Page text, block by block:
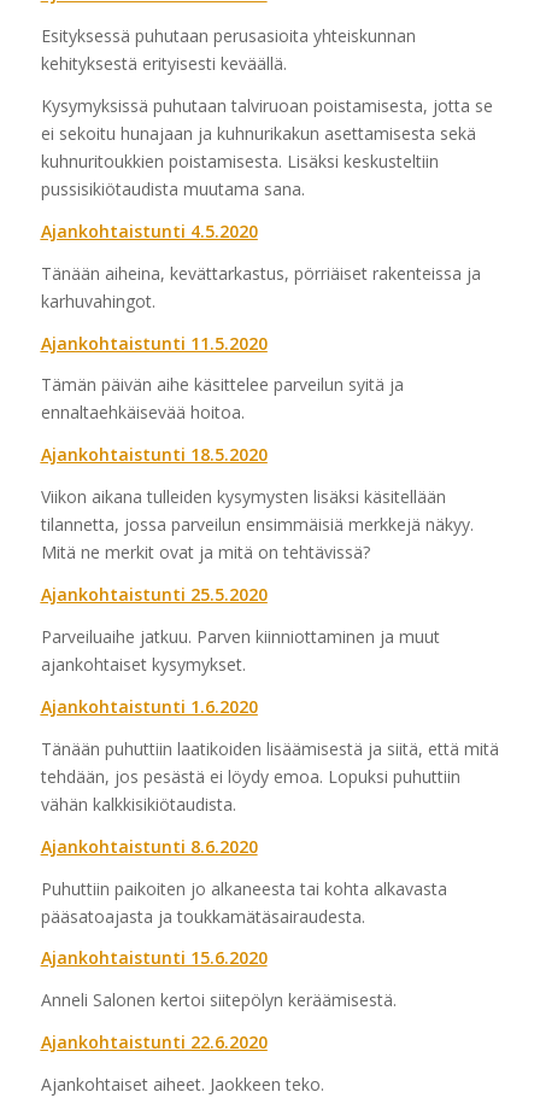
Esityksessä puhutaan perusasioita yhteiskunnan
kehityksestä erityisesti keväällä.
Kysymyksissä puhutaan talviruoan poistamisesta, jotta se
ei sekoitu hunajaan ja kuhnurikakun asettamisesta sekä
kuhnuritoukkien poistamisesta. Lisäksi keskusteltiin
pussisikiötaudista muutama sana.
Ajankohtaistunti 4.5.2020
Tänään aiheina, kevättarkastus, pörriäiset rakenteissa ja
karhuvahingot.
Ajankohtaistunti 11.5.2020
Tämän päivän aihe käsittelee parveilun syitä ja
ennaltaehkäisevää hoitoa.
Ajankohtaistunti 18.5.2020
Viikon aikana tulleiden kysymysten lisäksi käsitellään
tilannetta, jossa parveilun ensimmäisiä merkkejä näkyy.
Mitä ne merkit ovat ja mitä on tehtävissä?
Ajankohtaistunti 25.5.2020
Parveiluaihe jatkuu. Parven kiinniottaminen ja muut
ajankohtaiset kysymykset.
Ajankohtaistunti 1.6.2020
Tänään puhuttiin laatikoiden lisäämisestä ja siitä, että mitä
tehdään, jos pesästä ei löydy emoa. Lopuksi puhuttiin
vähän kalkkisikiötaudista.
Ajankohtaistunti 8.6.2020
Puhuttiin paikoiten jo alkaneesta tai kohta alkavasta
pääsatoajasta ja toukkamätäsairaudesta.
Ajankohtaistunti 15.6.2020
Anneli Salonen kertoi siitepölyn keräämisestä.
Ajankohtaistunti 22.6.2020
Ajankohtaiset aiheet. Jaokkeen teko.